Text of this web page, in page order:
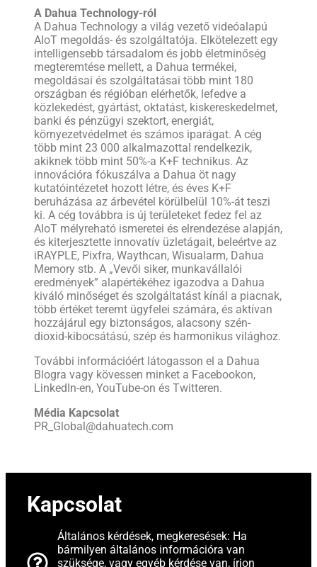
A Dahua Technology-ról
A Dahua Technology a világ vezető videóalapú
AIoT megoldás- és szolgáltatója. Elkötelezett egy
intelligensebb társadalom és jobb életminőség
megteremtése mellett, a Dahua termékei,
megoldásai és szolgáltatásai több mint 180
országban és régióban elérhetők, lefedve a
közlekedést, gyártást, oktatást, kiskereskedelmet,
banki és pénzügyi szektort, energiát,
környezetvédelmet és számos iparágat. A cég
több mint 23 000 alkalmazottal rendelkezik,
akiknek több mint 50%-a K+F technikus. Az
innovációra fókuszálva a Dahua öt nagy
kutatóintézetet hozott létre, és éves K+F
beruházása az árbevétel körülbelül 10%-át teszi
ki. A cég továbbra is új területeket fedez fel az
AIoT mélyreható ismeretei és elrendezése alapján,
és kiterjesztette innovatív üzletágait, beleértve az
iRAYPLE, Pixfra, Waythcan, Wisualarm, Dahua
Memory stb. A „Vevői siker, munkavállalói
eredmények” alapértékéhez igazodva a Dahua
kiváló minőséget és szolgáltatást kínál a piacnak,
több értéket teremt ügyfelei számára, és aktívan
hozzájárul egy biztonságos, alacsony szén-
dioxid-kibocsátású, szép és harmonikus világhoz.
További információért látogasson el a Dahua
Blogra vagy kövessen minket a Facebookon,
LinkedIn-en, YouTube-on és Twitteren.
Média Kapcsolat
PR_Global@dahuatech.com
Kapcsolat
Általános kérdések, megkeresések: Ha
bármilyen általános információra van
szüksége, vagy egyéb kérdése van, írjon